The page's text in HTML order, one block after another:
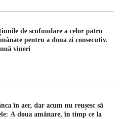
de scufundare a celor patru
pentru a doua zi consecutiv.
vineri
în aer, dar acum nu reușesc să
A doua amânare, în timp ce la